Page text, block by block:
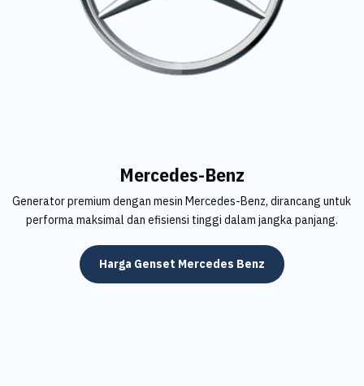
Mercedes-Benz
Generator premium dengan mesin Mercedes-Benz, dirancang untuk
performa maksimal dan efisiensi tinggi dalam jangka panjang.
Harga Genset Mercedes Benz